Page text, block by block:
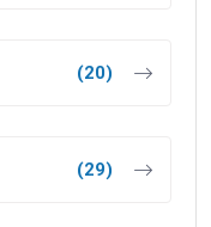
(20)
(29)